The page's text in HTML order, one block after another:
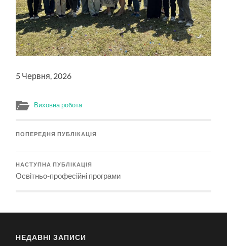
5 Червня, 2026
Виховна робота
ПОПЕРЕДНЯ ПУБЛІКАЦІЯ
НАСТУПНА ПУБЛІКАЦІЯ
Освітньо-професійні програми
НЕДАВНІ ЗАПИСИ